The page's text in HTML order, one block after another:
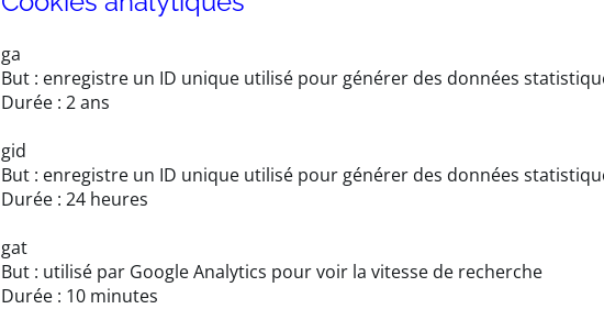
ga
But : enregistre un ID unique utilisé pour générer des données
Durée : 2 ans
gid
But : enregistre un ID unique utilisé pour générer des données
Durée : 24 heures
gat
But : utilisé par Google Analytics pour voir la vitesse de recherche
Durée : 10 minutes